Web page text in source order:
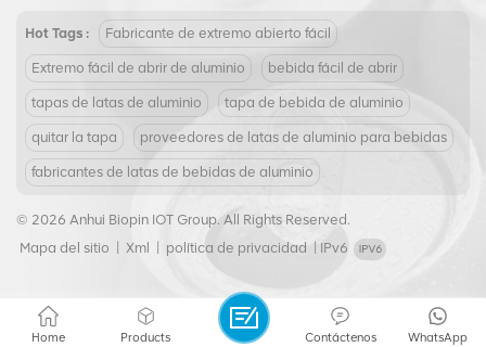
Hot Tags : Fabricante de extremo abierto fácil
Extremo fácil de abrir de aluminio bebida fácil de abrir
tapas de latas de aluminio tapa de bebida de aluminio
quitar la tapa proveedores de latas de aluminio para bebidas
fabricantes de latas de bebidas de aluminio
© 2026 Anhui Biopin IOT Group. All Rights Reserved.
Mapa del sitio
Xml política de privacidad IPv6
Home Products WhatsApp
Contáctenos